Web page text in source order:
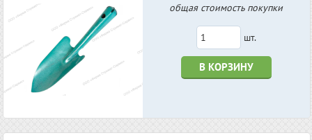
общая стоимость покупки
шт.
В КОРЗИНУ